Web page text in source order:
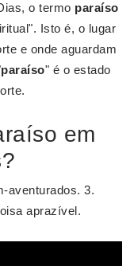
o termo paraíso
Isto é, o lugar
e onde aguardam
paraíso" é o estado
em
aventurados. 3.
aprazível.